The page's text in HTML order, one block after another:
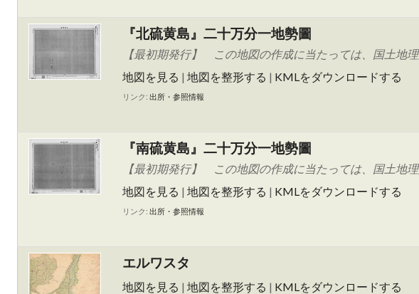
『北硫黄島』二十万分一地勢圖
【最初期発行】 この地図の作成に当たっては、国土地
地図を見る | 地図を整形する | KMLをダウンロードする
リンク: 出所・参照情報
『南硫黄島』二十万分一地勢圖
【最初期発行】 この地図の作成に当たっては、国土地
地図を見る | 地図を整形する | KMLをダウンロードする
リンク: 出所・参照情報
エルワスタ
地図を見る | 地図を整形する | KMLをダウンロードする